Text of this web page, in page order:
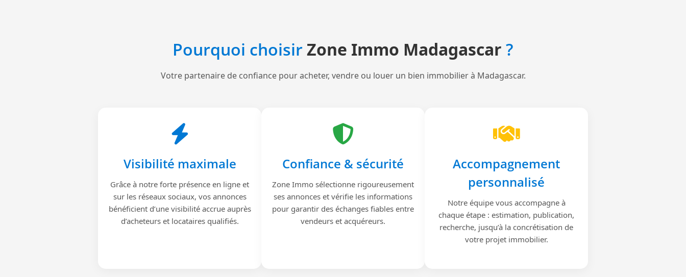
Pourquoi choisirZone Immo Madagascar ?
Votre partenaire de confiance pour acheter, vendre ou louer un bien immobilier à Madagascar.
Visibilité maximale
Grâce à notre forte présence en ligne et
sur les réseaux sociaux, vos annonces
bénéficient d’une visibilité accrue auprès
d’acheteurs et locataires qualifiés.
Confiance & sécurité
Zone Immo sélectionne rigoureusement
ses annonces et vérifie les informations
pour garantir des échanges fiables entre
vendeurs et acquéreurs.
Accompagnement
personnalisé
Notre équipe vous accompagne à
chaque étape : estimation, publication,
recherche, jusqu’à la concrétisation de
votre projet immobilier.